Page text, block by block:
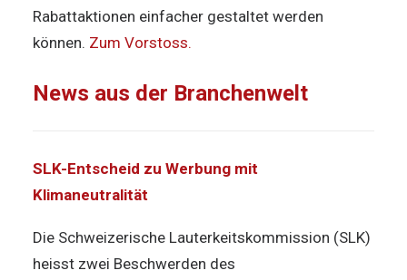
Rabattaktionen einfacher gestaltet werden
können. Zum Vorstoss.
News aus der Branchenwelt
SLK-Entscheid zu Werbung mit
Klimaneutralität
Die Schweizerische Lauterkeitskommission (SLK)
heisst zwei Beschwerden des